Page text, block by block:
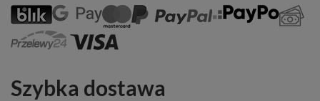
Szybka dostawa